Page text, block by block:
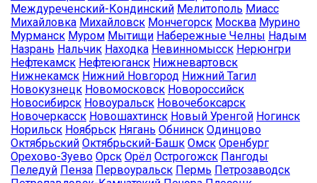
Междуреченский-Кондинский Мелитополь Миасс
Михайловка Михайловск Мончегорск Москва Мурино
Мурманск Муром Мытищи Набережные Челны Надым
Назрань Нальчик Находка Невинномысск Нерюнгри
Нефтекамск Нефтеюганск Нижневартовск
Нижнекамск Нижний Новгород Нижний Тагил
Новокузнецк Новомосковск Новороссийск
Новосибирск Новоуральск Новочебоксарск
Новочеркасск Новошахтинск Новый Уренгой Ногинск
Норильск Ноябрьск Нягань Обнинск Одинцово
Октябрьский Октябрьский-Башк Омск Оренбург
Орехово-Зуево Орск Орёл Острогожск Пангоды
Пеледуй Пенза Первоуральск Пермь Петрозаводск